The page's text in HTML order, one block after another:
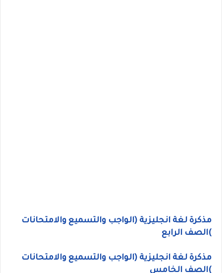
مذكرة لغة انجليزية (الواجب والتسميع والامتحانات
)الصف الرابع
مذكرة لغة انجليزية (الواجب والتسميع والامتحانات
)الصف الخامس